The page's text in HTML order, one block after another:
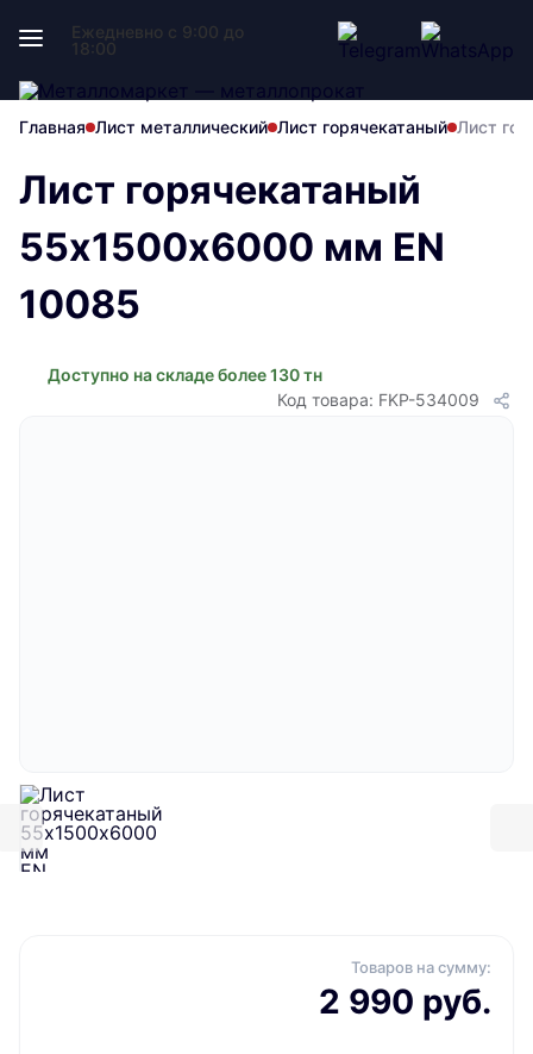
Ежедневно с 9:00 до
18:00
Главная Лист металлический Лист горячекатаный Лист
Лист горячекатаный
55х1500х6000 мм EN
10085
Доступно на складе более 130 тн
Код товара: FKP-534009
Товаров на сумму:
2 990 руб.